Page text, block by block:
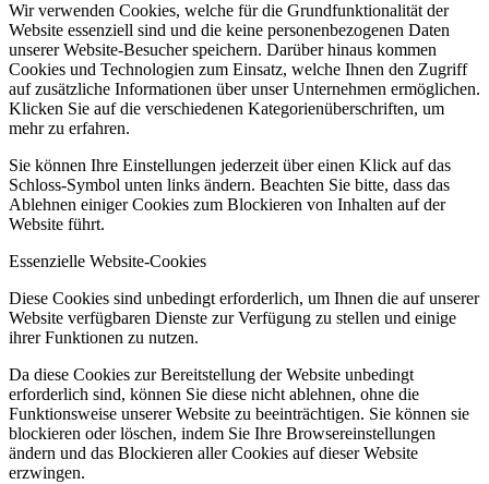
Wir verwenden Cookies, welche für die Grundfunktionalität der
Website essenziell sind und die keine personenbezogenen Daten
unserer Website-Besucher speichern. Darüber hinaus kommen
Cookies und Technologien zum Einsatz, welche Ihnen den Zugriff
auf zusätzliche Informationen über unser Unternehmen ermöglichen.
Klicken Sie auf die verschiedenen Kategorienüberschriften, um
mehr zu erfahren.
Sie können Ihre Einstellungen jederzeit über einen Klick auf das
Schloss-Symbol unten links ändern. Beachten Sie bitte, dass das
Ablehnen einiger Cookies zum Blockieren von Inhalten auf der
Website führt.
Essenzielle Website-Cookies
Diese Cookies sind unbedingt erforderlich, um Ihnen die auf unserer
Website verfügbaren Dienste zur Verfügung zu stellen und einige
ihrer Funktionen zu nutzen.
Da diese Cookies zur Bereitstellung der Website unbedingt
erforderlich sind, können Sie diese nicht ablehnen, ohne die
Funktionsweise unserer Website zu beeinträchtigen. Sie können sie
blockieren oder löschen, indem Sie Ihre Browsereinstellungen
ändern und das Blockieren aller Cookies auf dieser Website
erzwingen.